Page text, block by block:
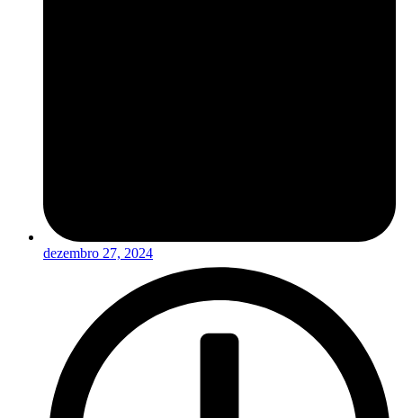
dezembro 27, 2024